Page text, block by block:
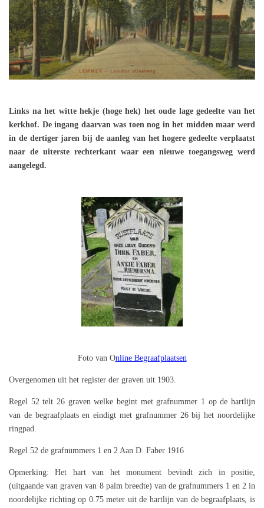
Links na het witte hekje (hoge hek) het oude lage gedeelte van het
kerkhof. De ingang daarvan was toen nog in het midden maar werd
in de dertiger jaren bij de aanleg van het hogere gedeelte verplaatst
naar de uiterste rechterkant waar een nieuwe toegangsweg werd
aangelegd.
Foto van Online Begraafplaatsen
Overgenomen uit het register der graven uit 1903.
Regel 52 telt 26 graven welke begint met grafnummer 1 op de hartlijn
van de begraafplaats en eindigt met grafnummer 26 bij het noordelijke
ringpad.
Regel 52 de grafnummers 1 en 2 Aan D. Faber 1916
Opmerking: Het hart van het monument bevindt zich in positie,
(uitgaande van graven van 8 palm breedte) van de grafnummers 1 en 2 in
noordelijke richting op 0.75 meter uit de hartlijn van de begraafplaats, is